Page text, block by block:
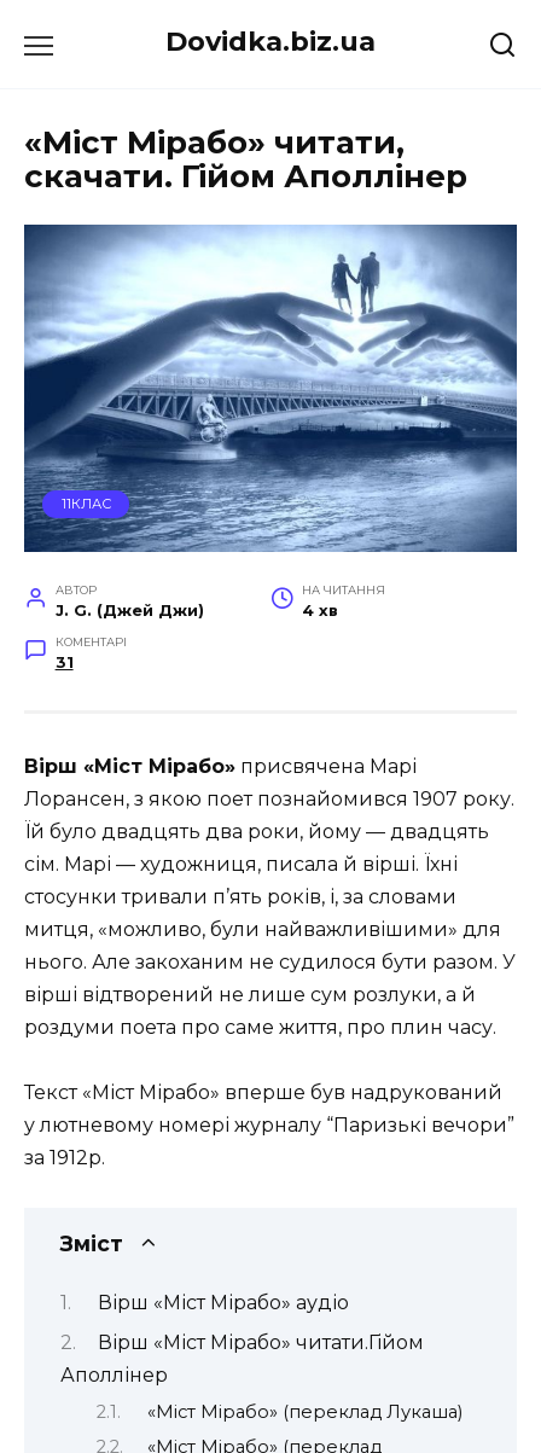
до
Dovidka.biz.ua
«Міст Мірабо» читати,
скачати. Гійом Аполлінер
11КЛАС
АВТОР
J. G. (Джей Джи)
НА ЧИТАННЯ
4 хв
КОМЕНТАРІ
31
Вірш «Міст Мірабо» присвячена Марі
Лорансен, з якою поет познайомився 1907 року.
Їй було двадцять два роки, йому — двадцять
сім. Марі — художниця, писала й вірші. Їхні
стосунки тривали п’ять років, і, за словами
митця, «можливо, були найважливішими» для
нього. Але закоханим не судилося бути разом. У
вірші відтворений не лише сум розлуки, а й
роздуми поета про саме життя, про плин часу.
Текст «Міст Мірабо» вперше був надрукований
у лютневому номері журналу “Паризькі вечори”
за 1912р.
Зміст
Вірш «Міст Мірабо» аудіо
Вірш «Міст Мірабо» читати.Гійом
Аполлінер
«Міст Мірабо» (переклад Лукаша)
«Міст Мірабо» (переклад